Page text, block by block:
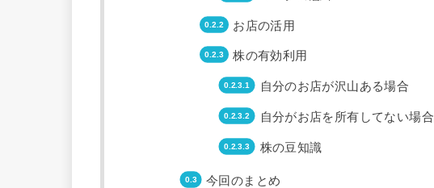
お店の活用
株の有効利用
自分のお店が沢山ある場合
自分がお店を所有してない場合
株の豆知識
今回のまとめ